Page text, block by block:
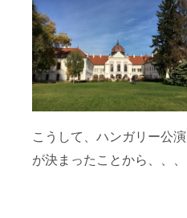
こうして、ハンガリー公演
が決まったことから、、、